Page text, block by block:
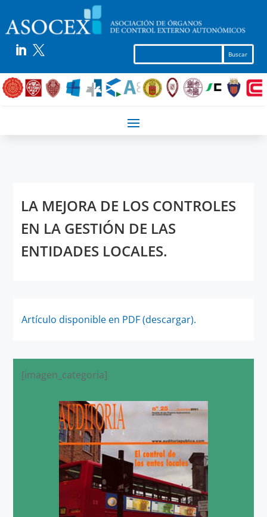
 
LA MEJORA DE LOS CONTROLES
EN LA GESTIÓN DE LAS
ENTIDADES LOCALES.
Artículo disponible en PDF (descargar).
[imagen_categoria]